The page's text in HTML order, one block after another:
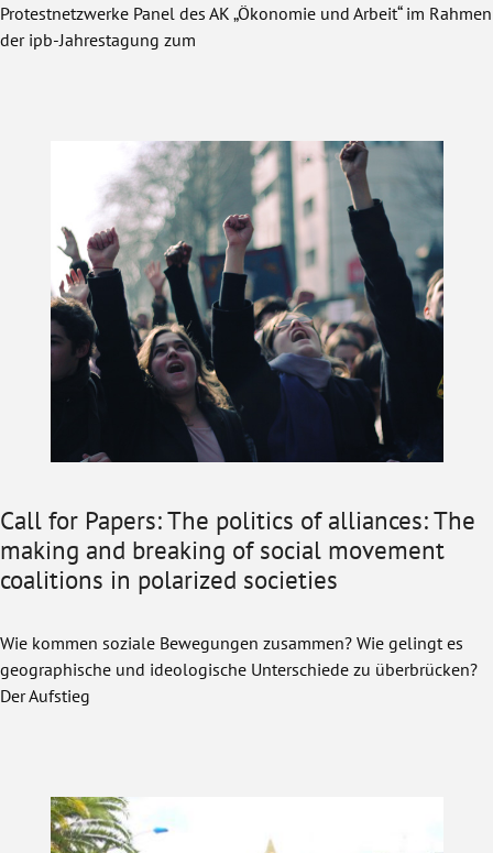
Protestnetzwerke Panel des AK „Ökonomie und Arbeit“ im Rahmen
der ipb-Jahrestagung zum
Call for Papers: The politics of alliances: The
making and breaking of social movement
coalitions in polarized societies
Wie kommen soziale Bewegungen zusammen? Wie gelingt es
geographische und ideologische Unterschiede zu überbrücken?
Der Aufstieg